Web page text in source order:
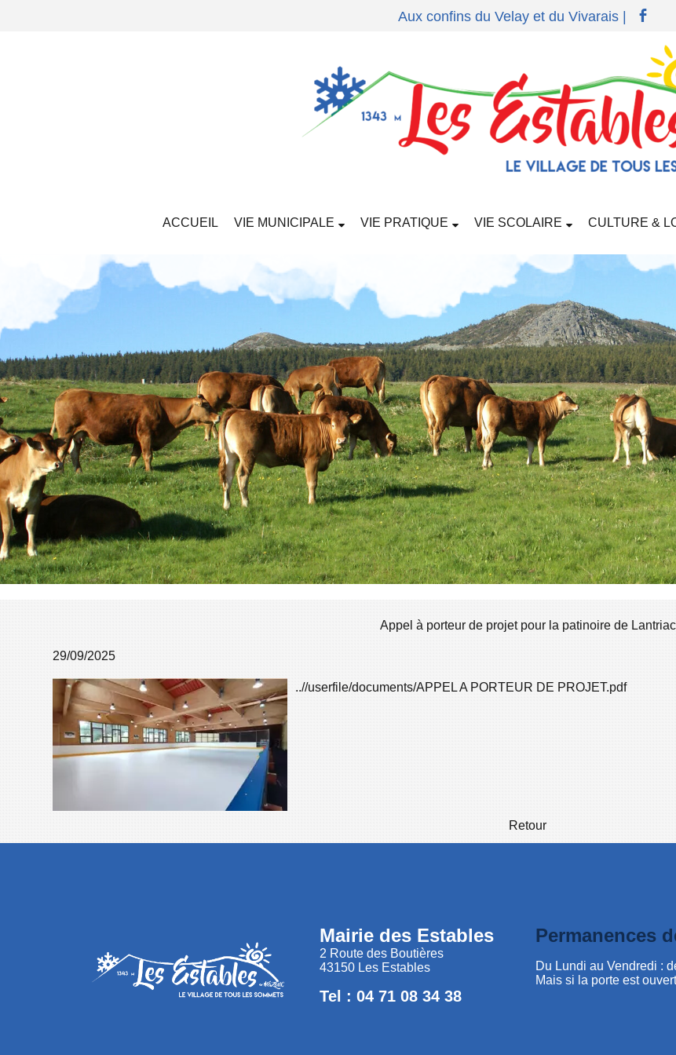
Aux confins du Velay et du Vivarais |
ACCUEIL VIE MUNICIPALE VIE PRATIQUE VIE SCOLAIRE CULTURE &
Appel à porteur de projet pour la patinoire de Lantriac
29/09/2025
..//userfile/documents/APPEL A PORTEUR DE PROJET.pdf
Retour
Mairie des Estables
2 Route des Boutières
43150 Les Estables
Tel : 04 71 08 34 38
Permanences
Du Lundi au Vendredi :
Mais si la porte est